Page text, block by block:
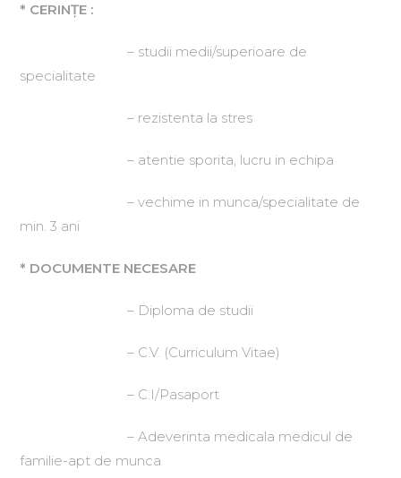
* CERINŢE :
– studii medii/superioare de
specialitate
– rezistenta la stres
– atentie sporita, lucru in echipa
– vechime in munca/specialitate de
min. 3 ani
* DOCUMENTE NECESARE
– Diploma de studii
– C.V. (Curriculum Vitae)
– C.I/Pasaport
– Adeverinta medicala medicul de
familie-apt de munca